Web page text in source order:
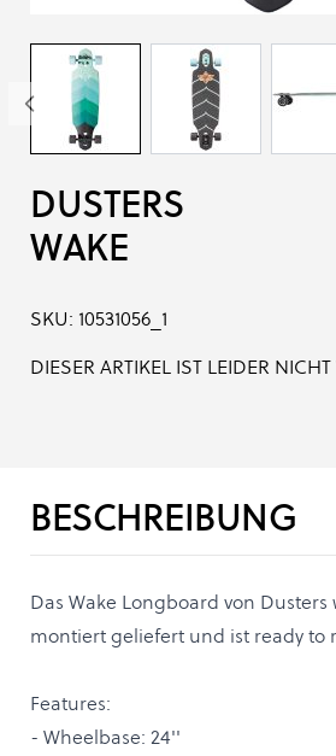
DUSTERS
WAKE
SKU: 10531056_1
DIESER ARTIKEL IST LEIDER
BESCHREIBUNG
Das Wake Longboard von
montiert geliefert und ist ready to
Features:
- Wheelbase: 24''